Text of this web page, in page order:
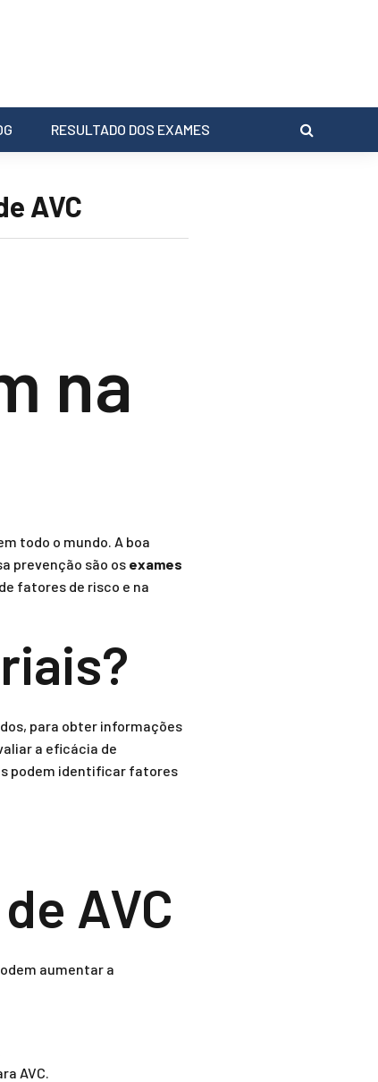
RESULTADO DOS EXAMES
AVC
na
todo o mundo. A boa
prevenção são os exames
fatores de risco e na
para obter informações
a eficácia de
podem identificar fatores
AVC
aumentar a
AVC.